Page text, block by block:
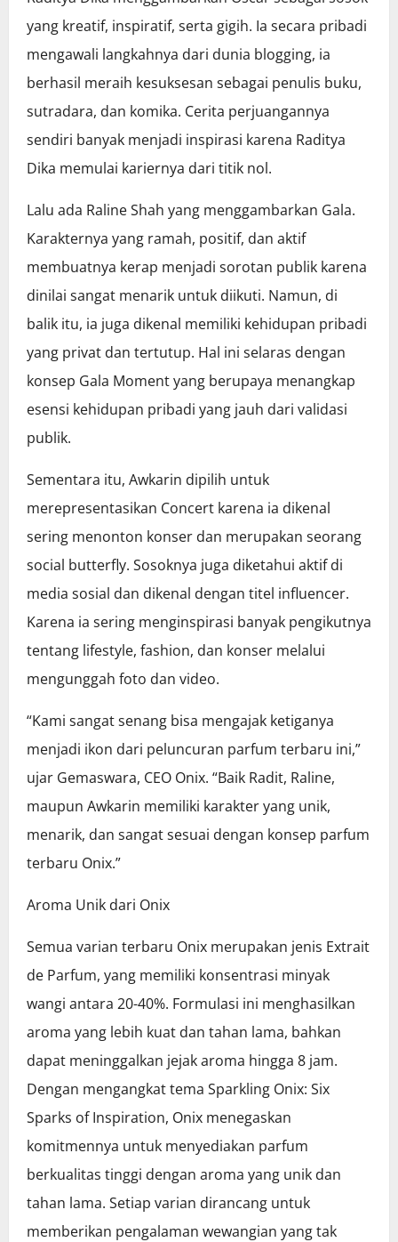
yang kreatif, inspiratif, serta gigih. Ia secara pribadi
mengawali langkahnya dari dunia blogging, ia
berhasil meraih kesuksesan sebagai penulis buku,
sutradara, dan komika. Cerita perjuangannya
sendiri banyak menjadi inspirasi karena Raditya
Dika memulai kariernya dari titik nol.
Lalu ada Raline Shah yang menggambarkan Gala.
Karakternya yang ramah, positif, dan aktif
membuatnya kerap menjadi sorotan publik karena
dinilai sangat menarik untuk diikuti. Namun, di
balik itu, ia juga dikenal memiliki kehidupan pribadi
yang privat dan tertutup. Hal ini selaras dengan
konsep Gala Moment yang berupaya menangkap
esensi kehidupan pribadi yang jauh dari validasi
publik.
Sementara itu, Awkarin dipilih untuk
merepresentasikan Concert karena ia dikenal
sering menonton konser dan merupakan seorang
social butterfly. Sosoknya juga diketahui aktif di
media sosial dan dikenal dengan titel influencer.
Karena ia sering menginspirasi banyak pengikutnya
tentang lifestyle, fashion, dan konser melalui
mengunggah foto dan video.
“Kami sangat senang bisa mengajak ketiganya
menjadi ikon dari peluncuran parfum terbaru ini,”
ujar Gemaswara, CEO Onix. “Baik Radit, Raline,
maupun Awkarin memiliki karakter yang unik,
menarik, dan sangat sesuai dengan konsep parfum
terbaru Onix.”
Aroma Unik dari Onix
Semua varian terbaru Onix merupakan jenis Extrait
de Parfum, yang memiliki konsentrasi minyak
wangi antara 20-40%. Formulasi ini menghasilkan
aroma yang lebih kuat dan tahan lama, bahkan
dapat meninggalkan jejak aroma hingga 8 jam.
Dengan mengangkat tema Sparkling Onix: Six
Sparks of Inspiration, Onix menegaskan
komitmennya untuk menyediakan parfum
berkualitas tinggi dengan aroma yang unik dan
tahan lama. Setiap varian dirancang untuk
memberikan pengalaman wewangian yang tak